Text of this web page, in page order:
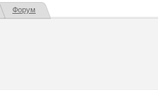
Форум